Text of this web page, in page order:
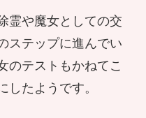
霊や魔女としての交
ステップに進んでい
のテストもかねてこ
したようです。